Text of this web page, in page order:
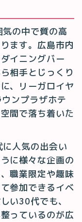
の中で質の高
ます。広島市内
イニングバー
相手とじっくり
、リーガロイヤ
ンプラザホテ
間で落ち着いた
人気の出会い
に様々な企画の
職業限定や趣味
参加できるイベ
い30代でも、
っているのが広